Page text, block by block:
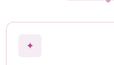
✦